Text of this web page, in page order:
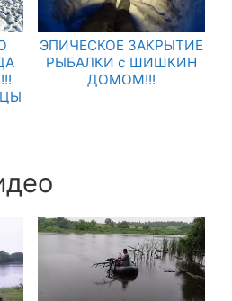
ЭПИЧЕСКОЕ ЗАКРЫТИЕ
РЫБАЛКИ с ШИШКИН
ДОМОМ!!!